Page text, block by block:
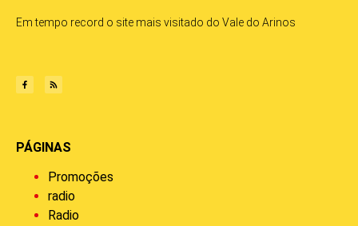
Em tempo record o site mais visitado do Vale do Arinos
PÁGINAS
Promoções
radio
Radio